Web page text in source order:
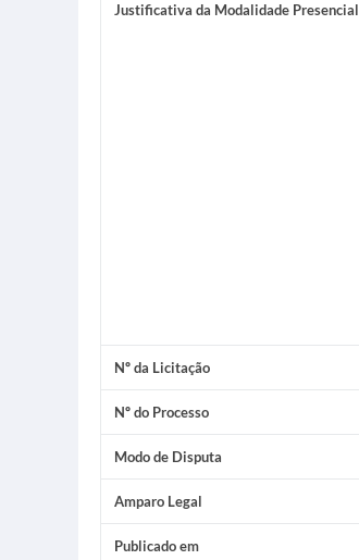
Justificativa da Modalidade Presencial
Nº da Licitação
Nº do Processo
Modo de Disputa
Amparo Legal
Publicado em